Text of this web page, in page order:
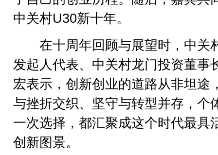
中关村U30新十年。
在十周年回顾与展望时，中关
发起人代表、中关村龙门投资董事
宏表示，创新创业的道路从非坦途
与挫折交织、坚守与转型并存，个
一次选择，都汇聚成这个时代最具
创新图景。